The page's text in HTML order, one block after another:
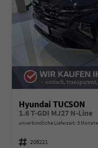
Hyundai TUCSON
1.6 T-GDI MJ27 N-Line
unverbindliche Lieferzeit: 5 Monate
Fahrzeugnummer 208221